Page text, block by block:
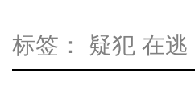
标签： 疑犯 在逃